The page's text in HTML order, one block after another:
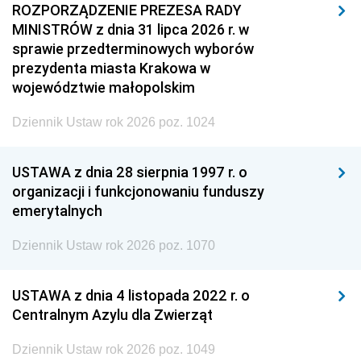
ROZPORZĄDZENIE PREZESA RADY
MINISTRÓW z dnia 31 lipca 2026 r. w
sprawie przedterminowych wyborów
prezydenta miasta Krakowa w
województwie małopolskim
Dziennik Ustaw rok 2026 poz. 1024
USTAWA z dnia 28 sierpnia 1997 r. o
organizacji i funkcjonowaniu funduszy
emerytalnych
Dziennik Ustaw rok 2026 poz. 1070
USTAWA z dnia 4 listopada 2022 r. o
Centralnym Azylu dla Zwierząt
Dziennik Ustaw rok 2026 poz. 1049